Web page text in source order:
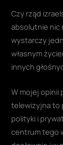
Czy rząd
absolutnie nic
wystarczy
własnym
innych
W mojej opinii
telewizyjna to
polityki i
centrum tego